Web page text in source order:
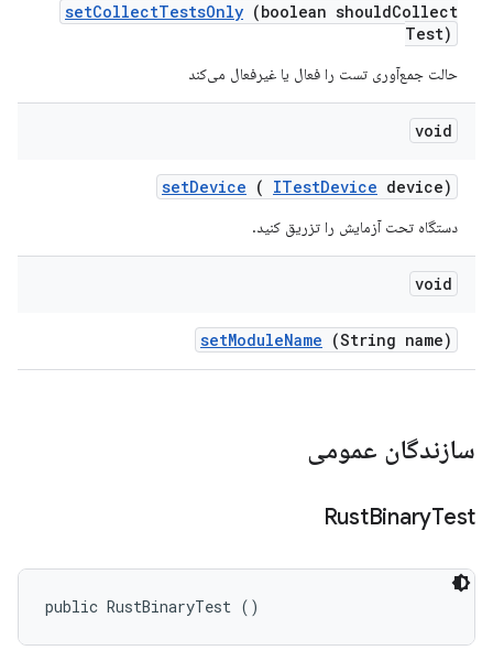
setCollectTestsOnly (boolean shouldCollect
Test)
حالت جمع‌آوری تست را فعال یا غیرفعال می‌کند
void
setDevice ( ITestDevice device)
دستگاه تحت آزمایش را تزریق کنید.
void
setModuleName (String name)
سازندگان عمومی
RustBinaryTest
public RustBinaryTest ()